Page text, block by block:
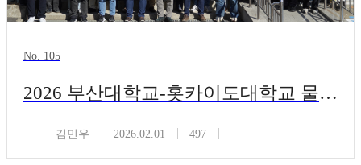
No. 105
2026 부산대학교-홋카이도대학교 물리학과 및 RIES 공동 워크숍 (2026 Worksh
김민우 2026.02.01 497